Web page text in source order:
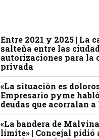
Entre 2021 y 2025 | La
salteña entre las
autorizaciones para la
privada
«La situación es
Empresario pyme
deudas que acorralan
«La bandera de
límite» | Concejal pidió